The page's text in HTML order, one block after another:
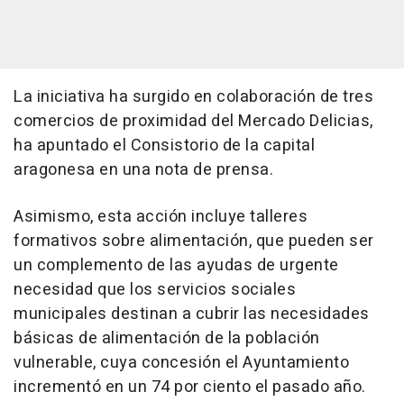
La iniciativa ha surgido en colaboración de tres
comercios de proximidad del Mercado Delicias,
ha apuntado el Consistorio de la capital
aragonesa en una nota de prensa.
Asimismo, esta acción incluye talleres
formativos sobre alimentación, que pueden ser
un complemento de las ayudas de urgente
necesidad que los servicios sociales
municipales destinan a cubrir las necesidades
básicas de alimentación de la población
vulnerable, cuya concesión el Ayuntamiento
incrementó en un 74 por ciento el pasado año.